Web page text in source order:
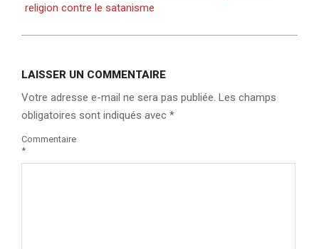
religion contre le satanisme
LAISSER UN COMMENTAIRE
Votre adresse e-mail ne sera pas publiée. Les champs
obligatoires sont indiqués avec *
Commentaire
*